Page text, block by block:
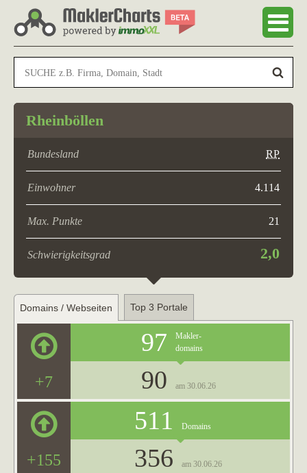
Rheinböllen
Bundesland RP
Einwohner 4.114
Max. Punkte 21
Schwierigkeitsgrad 2,0
Domains / Webseiten Top 3 Portale
+7
97
Makler-
domains
90 am 30.06.26
+155
511 Domains
356 am 30.06.26